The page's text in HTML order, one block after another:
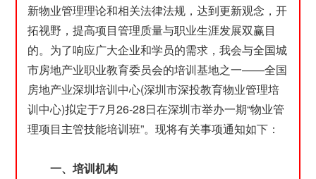
新物业管理理论和相关法律法规，达到更新观念，开
拓视野，提高项目管理质量与职业生涯发展双赢目
的。为了响应广大企业和学员的需求，我会与全国城
市房地产业职业教育委员会的培训基地之一——全国
房地产业深圳培训中心(深圳市深投教育物业管理培
训中心)拟定于7月26-28日在深圳市举办一期“物业管
理项目主管技能培训班”。现将有关事项通知如下：
一、培训机构